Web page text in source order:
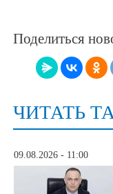
Поделиться
ЧИТАТЬ
09.08.2026 - 11:00